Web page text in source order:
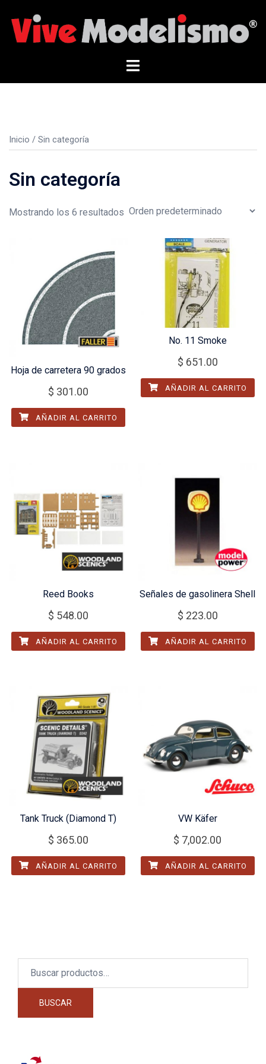
contenido
Alternar
Inicio / Sin categoría
Sin categoría
Mostrando los 6 resultados
Hoja de carretera 90 grados
$ 301.00
AÑADIR AL CARRITO
No. 11 Smoke
$ 651.00
AÑADIR AL CARRITO
Reed Books
$ 548.00
AÑADIR AL CARRITO
Señales de gasolinera Shell
$ 223.00
AÑADIR AL CARRITO
Tank Truck (Diamond T)
$ 365.00
AÑADIR AL CARRITO
VW Käfer
$ 7,002.00
AÑADIR AL CARRITO
BUSCAR